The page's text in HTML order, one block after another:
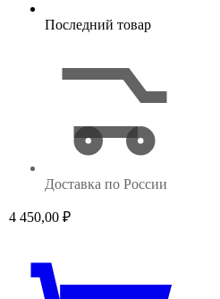
Последний товар
Доставка по России
4 450,00 ₽